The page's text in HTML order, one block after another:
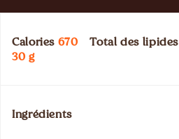
Calories 670 Total des lipides
30 g
Ingrédients